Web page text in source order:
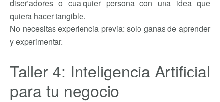
diseñadores o cualquier persona con una idea que
quiera hacer tangible.
No necesitas experiencia previa: solo ganas de aprender
y experimentar.
Taller 4: Inteligencia Artificial
para tu negocio